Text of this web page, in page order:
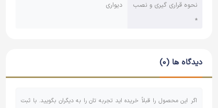
نحوه قراری گیری و نصب
*
دیواری
دیدگاه ها (0)
اگر این محصول را قبلاً خریده اید تجربه تان را به دیگران بگویید. با ثبت